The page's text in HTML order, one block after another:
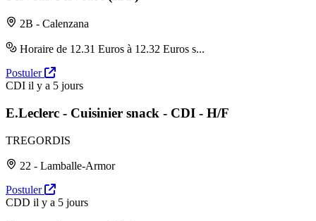
2B - Calenzana
Horaire de 12.31 Euros à 12.32 Euros s...
Postuler
CDI il y a 5 jours
E.Leclerc - Cuisinier snack - CDI - H/F
TREGORDIS
22 - Lamballe-Armor
Postuler
CDD il y a 5 jours